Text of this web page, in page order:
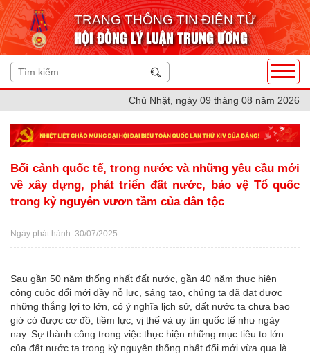
TRANG THÔNG TIN ĐIỆN TỬ
HỘI ĐỒNG LÝ LUẬN TRUNG ƯƠNG
Chủ Nhật, ngày 09 tháng 08 năm 2026
Bối cảnh quốc tế, trong nước và những yêu cầu mới
về xây dựng, phát triển đất nước, bảo vệ Tổ quốc
trong kỷ nguyên vươn tầm của dân tộc
Ngày phát hành: 30/07/2025
Sau gần 50 năm thống nhất đất nước, gần 40 năm thực hiện
công cuộc đổi mới đầy nỗ lực, sáng tạo, chúng ta đã đạt được
những thắng lợi to lớn, có ý nghĩa lịch sử, đất nước ta chưa bao
giờ có được cơ đồ, tiềm lực, vị thế và uy tín quốc tế như ngày
nay. Sự thành công trong việc thực hiện những mục tiêu to lớn
của đất nước ta trong kỷ nguyên thống nhất đổi mới vừa qua là